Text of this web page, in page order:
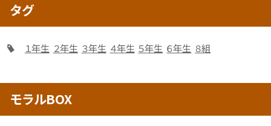
タグ
１年生 ２年生 ３年生 ４年生 ５年生 ６年生 ８組
モラルBOX